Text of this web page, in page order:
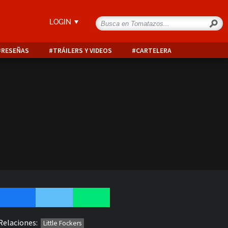
LOGIN
RESEÑAS TRÁILERS Y VIDEOS CARTELERA
Little Fockers